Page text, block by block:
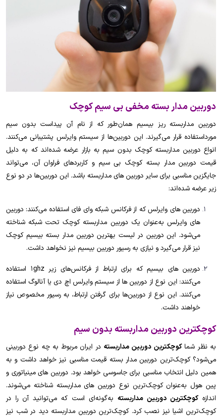
دوربین مدار بسته مخفی بی سیم کوچک
دوربین مداربسته ریز بیسیم همان‌طور که از نام آن پیداست بدون سیم
مورداستفاده قرار می‌گیرند. این دوربین‌ها از سیستم وایرلس پشتیبانی می‌کنند.
انواع دوربین مداربسته کوچک بدون سیم به بازار عرضه شده‌اند که به دلیل
قیمت دوربین مدار بسته کوچک بی سیم و کاربردهای فراوان آن، می‌تواند
جایگزین مناسبی برای سایر دوربین های مداربسته باشد. این دوربین‌ها در دو نوع
زیر عرضه شده‌اند:
دوربین های وایرلس که از فرکانس شبکه وای فای استفاده می‌کنند: دوربین
های وایرلس به‌عنوان یک دوربین مداربسته کوچک تحت شبکه شناخته
می‌شود. این دوربین در لیست بهترین دوربین مدار بسته بیسیم کوچک
نیز قرار می‌گیرد و نیازی به رسیور دوربین بیسیم نیز نخواهد داشت.
دوربین های بیسیم که برای ارتباط از فرکانس‌های زیر 1ghz استفاده
می‌کنند: این نوع از دوربین ها از سیستم وایرلس اچ دی یا آنالوگ استفاده
می‌کنند. این نوع از دوربین‌ها برای گرفتن ارتباط، به رسیور مخصوص نیاز
خواهند داشت.
کوچکترین دوربین مداربسته بدون سیم
به نظر شماکوچکترین دوربین مداربسته در ایران مربوط به چه نوع دوربینی
می‌شود؟ کوچک‌ترین دوربین مدار بسته قیمت مناسبی نیز خواهد داشت و به
همین دلیل انتخاب مناسبی برای جاسوسی خواهد بود. دوربین های مینیاتوری و
پین هول به‌عنوان کوچک‌ترین نوع دوربین های مداربسته شناخته می‌شوند.
اندازهکوچکترین دوربین مداربسته به‌گونه‌ای است که می‌توانید آن را در
کوچک‌ترین اشیا نیز نصب کرد. کوچک‌ترین دوربین مداربسته دید در شب نیز